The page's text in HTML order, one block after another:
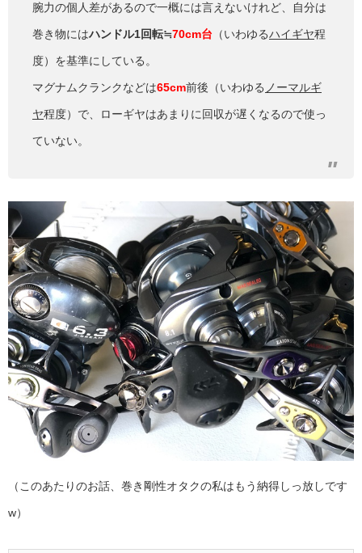
腕力の個人差があるので一概には言えないけれど、自分は
巻き物にはハンドル1回転≒70cm台 （いわゆるハイギヤ程
度）を基準にしている。
マグナムクランクなどは65cm前後（いわゆる ノーマルギ
ヤ程度）で、ローギヤはあまりに回収が遅くなるので使っ
ていない。
（このあたりのお話、巻き剛性オタクの私はもう納得しっ放しです
w）